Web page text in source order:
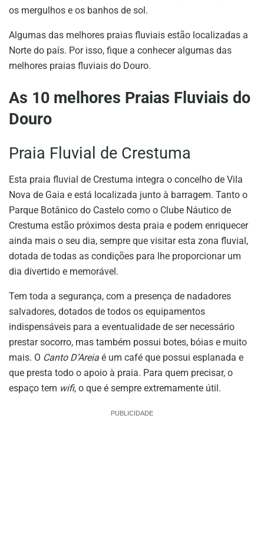
os mergulhos e os banhos de sol.
Algumas das melhores praias fluviais estão localizadas a
Norte do país. Por isso, fique a conhecer algumas das
melhores praias fluviais do Douro.
As 10 melhores Praias Fluviais do
Douro
Praia Fluvial de Crestuma
Esta praia fluvial de Crestuma integra o concelho de Vila
Nova de Gaia e está localizada junto à barragem. Tanto o
Parque Botânico do Castelo como o Clube Náutico de
Crestuma estão próximos desta praia e podem enriquecer
ainda mais o seu dia, sempre que visitar esta zona fluvial,
dotada de todas as condições para lhe proporcionar um
dia divertido e memorável.
Tem toda a segurança, com a presença de nadadores
salvadores, dotados de todos os equipamentos
indispensáveis para a eventualidade de ser necessário
prestar socorro, mas também possui botes, bóias e muito
mais. O Canto D’Areia é um café que possui esplanada e
que presta todo o apoio à praia. Para quem precisar, o
espaço tem wifi, o que é sempre extremamente útil.
PUBLICIDADE